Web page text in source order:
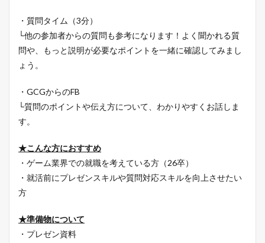
・質問タイム（3分）
└他の参加者からの質問も参考になります！よく聞かれる質
問や、もっと説明が必要なポイントを一緒に確認してみまし
ょう。
・GCGからのFB
└質問のポイントや伝え方について、わかりやすくお話しま
す。
★こんな方におすすめ
・ゲーム業界での就職を考えている方（26卒）
・就活前にプレゼンスキルや質問対応スキルを向上させたい
方
★準備物について
・プレゼン資料